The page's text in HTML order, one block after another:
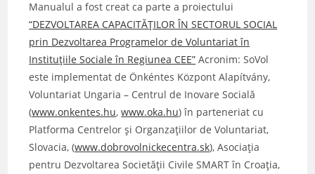
Manualul a fost creat ca parte a proiectului
“DEZVOLTAREA CAPACITĂȚILOR ÎN SECTORUL SOCIAL
prin Dezvoltarea Programelor de Voluntariat în
Instituțiile Sociale în Regiunea CEE” Acronim: SoVol
este implementat de Önkéntes Központ Alapítvány,
Voluntariat Ungaria – Centrul de Inovare Socială
(www.onkentes.hu,www.oka.hu) în parteneriat cu
Platforma Centrelor și Organzațiilor de Voluntariat,
Slovacia, (www.dobrovolnickecentra.sk), Asociația
pentru Dezvoltarea Societății Civile SMART în Croația,